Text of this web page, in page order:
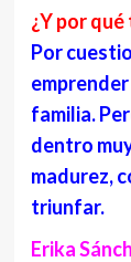
¿Y por
Por
familia.
dentro
madurez,
triunfar.
Erika